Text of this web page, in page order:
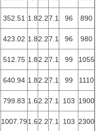
352.51 1.82.27.1 96 890
423.02 1.82.27.1 96 980
512.75 1.82.27.1 99 1055
640.94 1.82.27.1 99 1110
799.83 1.62.27.1 103 1900
1007.791.62.27.1 103 2300